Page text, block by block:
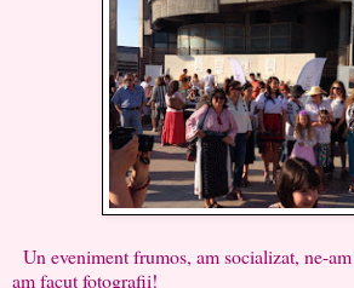
Un eveniment frumos, am socializat, ne-
am facut fotografii!